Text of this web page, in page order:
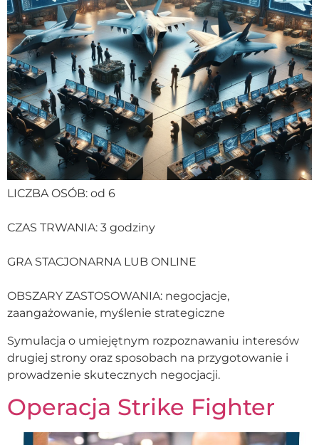
LICZBA OSÓB: od 6
CZAS TRWANIA: 3 godziny
GRA STACJONARNA LUB ONLINE
OBSZARY ZASTOSOWANIA: negocjacje,
zaangażowanie, myślenie strategiczne
Symulacja o umiejętnym rozpoznawaniu interesów
drugiej strony oraz sposobach na przygotowanie i
prowadzenie skutecznych negocjacji.
Operacja Strike Fighter